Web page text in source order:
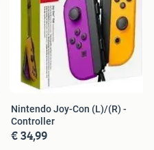
Nintendo Joy-Con (L)/(R) -
Controller
€ 34,99